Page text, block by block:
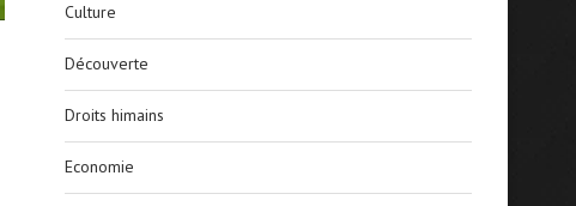
Culture
Découverte
Droits himains
Economie